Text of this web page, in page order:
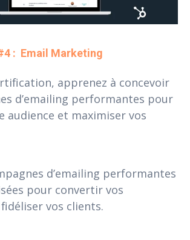
:  Email Marketing
apprenez à concevoir
d’emailing performantes pour
audience et maximiser vos
d’emailing performantes
pour convertir vos
vos clients.